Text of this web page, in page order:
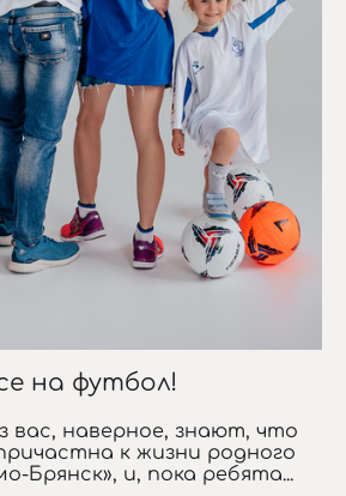
на футбол!
вас, наверное, знают, что
к жизни родного
Брянск», и, пока ребята...